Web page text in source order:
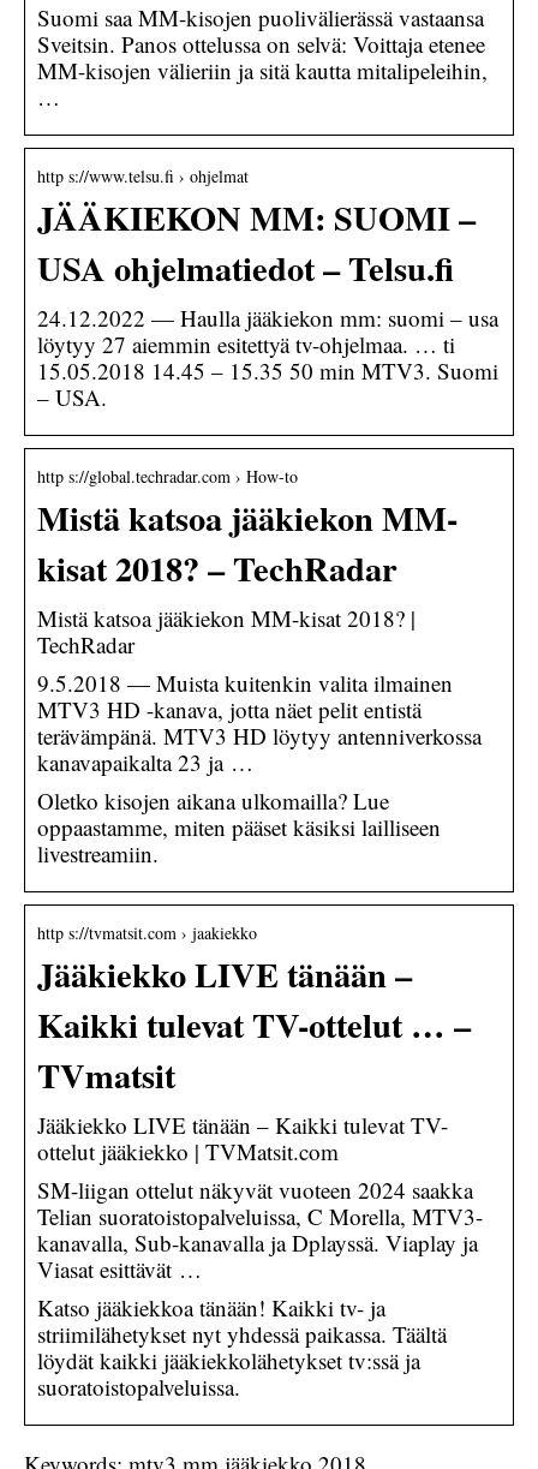
Suomi saa MM-kisojen puolivälierässä vastaansa
Sveitsin. Panos ottelussa on selvä: Voittaja etenee
MM-kisojen välieriin ja sitä kautta mitalipeleihin,
…
http s://www.telsu.fi › ohjelmat
JÄÄKIEKON MM: SUOMI –
USA ohjelmatiedot – Telsu.fi
24.12.2022 — Haulla jääkiekon mm: suomi – usa
löytyy 27 aiemmin esitettyä tv-ohjelmaa. … ti
15.05.2018 14.45 – 15.35 50 min MTV3. Suomi
– USA.
http s://global.techradar.com › How-to
Mistä katsoa jääkiekon MM-
kisat 2018? – TechRadar
Mistä katsoa jääkiekon MM-kisat 2018? |
TechRadar
9.5.2018 — Muista kuitenkin valita ilmainen
MTV3 HD -kanava, jotta näet pelit entistä
terävämpänä. MTV3 HD löytyy antenniverkossa
kanavapaikalta 23 ja …
Oletko kisojen aikana ulkomailla? Lue
oppaastamme, miten pääset käsiksi lailliseen
livestreamiin.
http s://tvmatsit.com › jaakiekko
Jääkiekko LIVE tänään –
Kaikki tulevat TV-ottelut … –
TVmatsit
Jääkiekko LIVE tänään – Kaikki tulevat TV-
ottelut jääkiekko | TVMatsit.com
SM-liigan ottelut näkyvät vuoteen 2024 saakka
Telian suoratoistopalveluissa, C Morella, MTV3-
kanavalla, Sub-kanavalla ja Dplayssä. Viaplay ja
Viasat esittävät …
Katso jääkiekkoa tänään! Kaikki tv- ja
striimilähetykset nyt yhdessä paikassa. Täältä
löydät kaikki jääkiekkolähetykset tv:ssä ja
suoratoistopalveluissa.